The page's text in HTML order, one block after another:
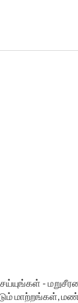
-
மாற்றங்கள்,